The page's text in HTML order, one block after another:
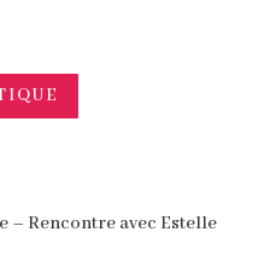
– Rencontre avec Estelle